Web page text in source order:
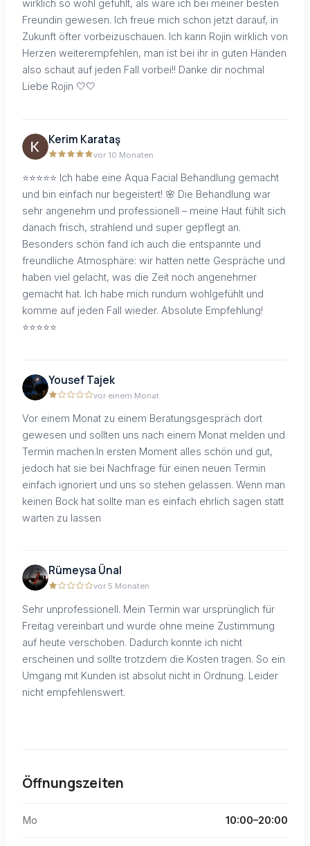
wirklich so wohl gefühlt, als wäre ich bei meiner besten
Freundin gewesen. Ich freue mich schon jetzt darauf, in
Zukunft öfter vorbeizuschauen. Ich kann Rojin wirklich von
Herzen weiterempfehlen, man ist bei ihr in guten Händen
also schaut auf jeden Fall vorbei!! Danke dir nochmal
Liebe Rojin 🤍🤍
Kerim Karataş
vor 10 Monaten
⭐⭐⭐⭐⭐ Ich habe eine Aqua Facial Behandlung gemacht
und bin einfach nur begeistert! 🌸 Die Behandlung war
sehr angenehm und professionell – meine Haut fühlt sich
danach frisch, strahlend und super gepflegt an.
Besonders schön fand ich auch die entspannte und
freundliche Atmosphäre: wir hatten nette Gespräche und
haben viel gelacht, was die Zeit noch angenehmer
gemacht hat. Ich habe mich rundum wohlgefühlt und
komme auf jeden Fall wieder. Absolute Empfehlung!
⭐️⭐️⭐️⭐️⭐️
Yousef Tajek
vor einem Monat
Vor einem Monat zu einem Beratungsgespräch dort
gewesen und sollten uns nach einem Monat melden und
Termin machen.In ersten Moment alles schön und gut,
jedoch hat sie bei Nachfrage für einen neuen Termin
einfach ignoriert und uns so stehen gelassen. Wenn man
keinen Bock hat sollte man es einfach ehrlich sagen statt
warten zu lassen
Rümeysa Ünal
vor 5 Monaten
Sehr unprofessionell. Mein Termin war ursprünglich für
Freitag vereinbart und wurde ohne meine Zustimmung
auf heute verschoben. Dadurch konnte ich nicht
erscheinen und sollte trotzdem die Kosten tragen. So ein
Umgang mit Kunden ist absolut nicht in Ordnung. Leider
nicht empfehlenswert.
Öffnungszeiten
Mo 10:00–20:00